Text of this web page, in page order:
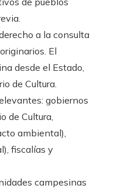
a la consulta
El
desde el Estado,
de Cultura.
gobiernos
de Cultura,
ambiental),
fiscalías y
campesinas